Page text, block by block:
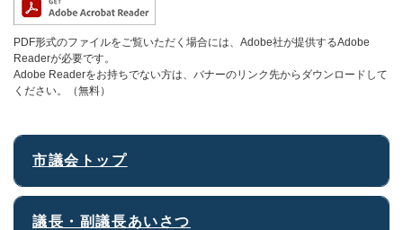
PDF形式のファイルをご覧いただく場合には、Adobe社が提供するAdobe
Readerが必要です。
Adobe Readerをお持ちでない方は、バナーのリンク先からダウンロードして
ください。（無料）
市議会トップ
議長・副議長あいさつ